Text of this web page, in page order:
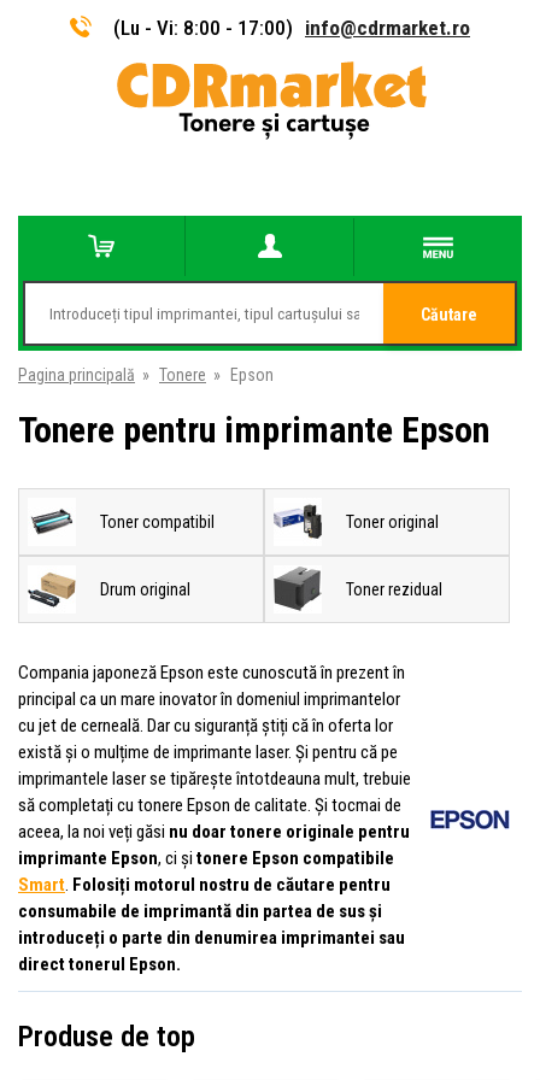
(Lu - Vi: 8:00 - 17:00) info@cdrmarket.ro
Căutare
Pagina principală » Tonere » Epson
Tonere pentru imprimante Epson
Toner compatibil Toner original
Drum original Toner rezidual
Compania japoneză Epson este cunoscută în prezent în
principal ca un mare inovator în domeniul imprimantelor
cu jet de cerneală. Dar cu siguranță știți că în oferta lor
există și o mulțime de imprimante laser. Și pentru că pe
imprimantele laser se tipărește întotdeauna mult, trebuie
să completați cu tonere Epson de calitate. Și tocmai de
aceea, la noi veți găsi nu doar tonere originale pentru
imprimante Epson, ci și tonere Epson compatibile
Smart. Folosiți motorul nostru de căutare pentru
consumabile de imprimantă din partea de sus și
introduceți o parte din denumirea imprimantei sau
direct tonerul Epson.
Produse de top